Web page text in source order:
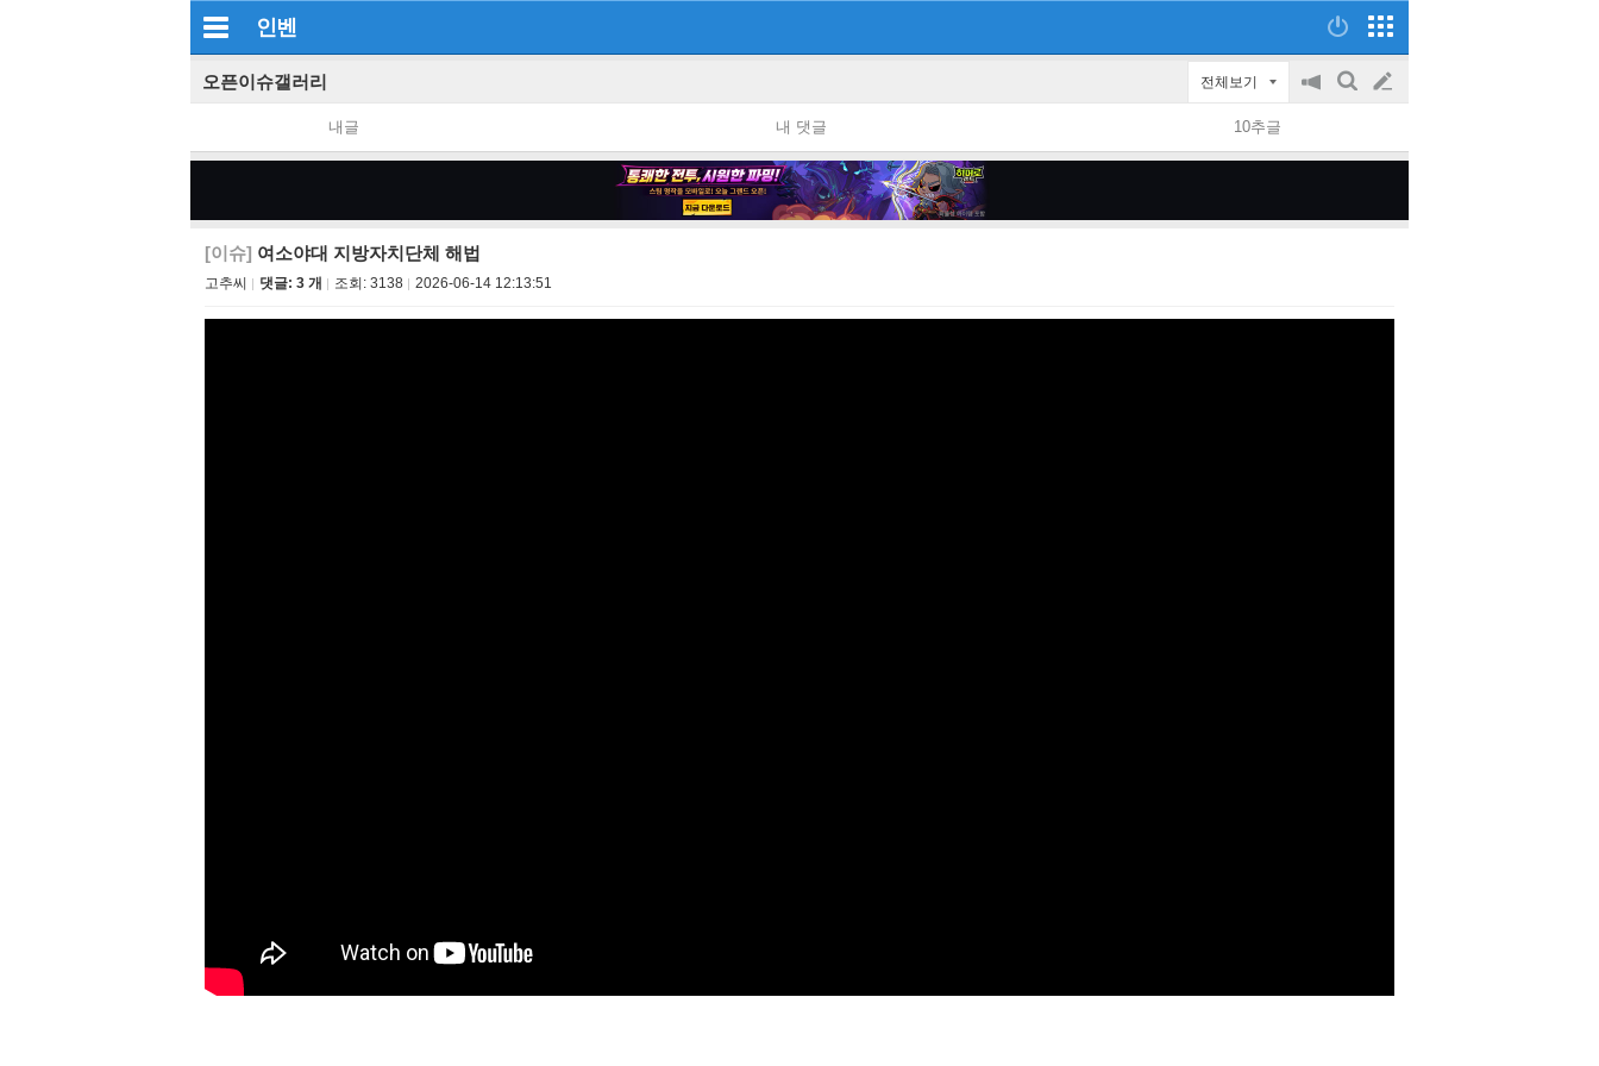
인벤
오픈이슈갤러리 전체보기
공
on/off
검
글
쓰
내글 내 댓글 10추글
[이슈] 여소야대 지방자치단체 해법
고추씨 댓글: 3 개 조회: 3138 2026-06-14 12:13:51